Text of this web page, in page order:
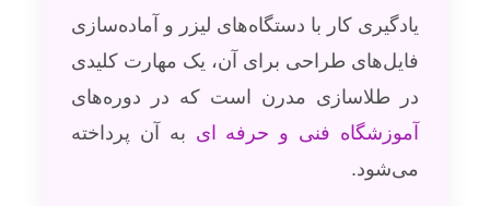
یادگیری کار با دستگاه‌های لیزر و آماده‌سازی
فایل‌های طراحی برای آن، یک مهارت کلیدی
در طلاسازی مدرن است که در دوره‌های
آموزشگاه فنی و حرفه ای به آن پرداخته
می‌شود.